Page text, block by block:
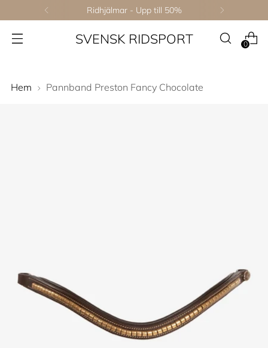
Ridhjälmar - Upp till 50%
SVENSK RIDSPORT 0
Hem Pannband Preston Fancy Chocolate